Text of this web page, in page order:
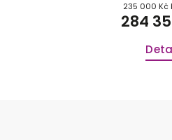
235 000 Kč
284